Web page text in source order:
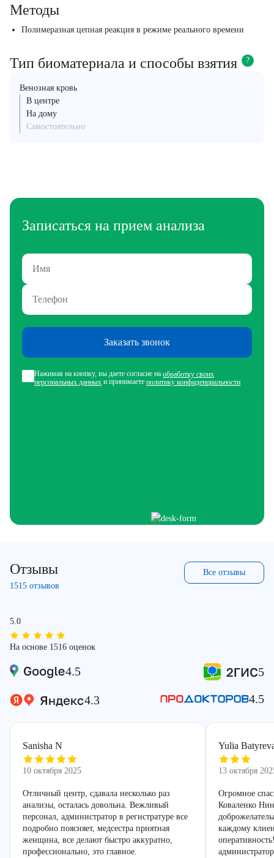
Методы
Полимеразная цепная реакция в режиме реального времени
Тип биоматериала и способы взятия ?
Венозная кровь
В центре
На дому
Самостоятельно
Записаться на прием анализа
Заказать звонок
Нажимая на кнопку, вы даете согласие на обработку своих
персональных данных и принимаете политику конфиденциальности
Отзывы
1515 отзывов
Все отзывы
5.0
На основе 1516 оценок
4.5 5
4.3 4.5
Sanisha N
10 октября 2025
Отличный центр, сдавала несколько раз
анализы, осталась довольна. Вежливый
персонал, администратор в регистратуре все
подробно поясняет, медсестра приятная
женщина, все делают быстро аккуратно,
профессионально, это главное.
Yulia
13 октября
Огромное
Коваленко
каждому